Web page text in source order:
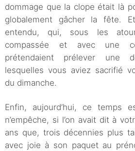
dommage que la clope était là
globalement gâcher la fête.
entendu, qui, sous les
compassée et avec une
prétendaient prélever une
lesquelles vous aviez sacrifié
du dimanche.
Enfin, aujourd’hui, ce temps
n’empêche, si l’on avait dit à
ans que, trois décennies plus
avec joie à son paquet au